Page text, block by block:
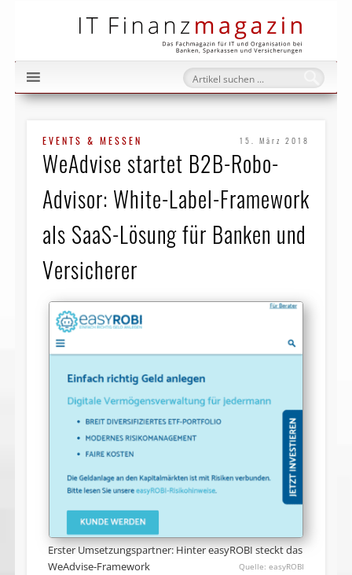
EVENTS & MESSEN 15. März 2018
WeAdvise startet B2B-Robo-
Advisor: White-Label-Framework
als SaaS-Lösung für Banken und
Versicherer
Erster Umsetzungspartner: Hinter easyROBI steckt das
WeAdvise-Framework
easyROBI